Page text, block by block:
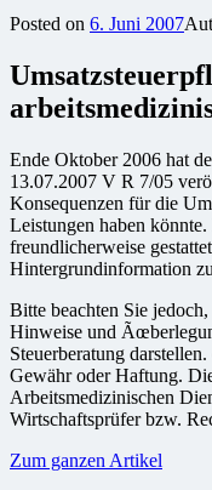
Posted on 6. Juni 2007
Ende Oktober 2006 hat
13.07.2007 V R 7/05
Konsequenzen für die
Leistungen haben
freundlicherweise
Hintergrundinformation
Bitte beachten Sie
Hinweise und
Steuerberatung
Gewähr oder Haftung.
Arbeitsmedizinischen
Wirtschaftsprüfer bzw.
Zum ganzen Artikel